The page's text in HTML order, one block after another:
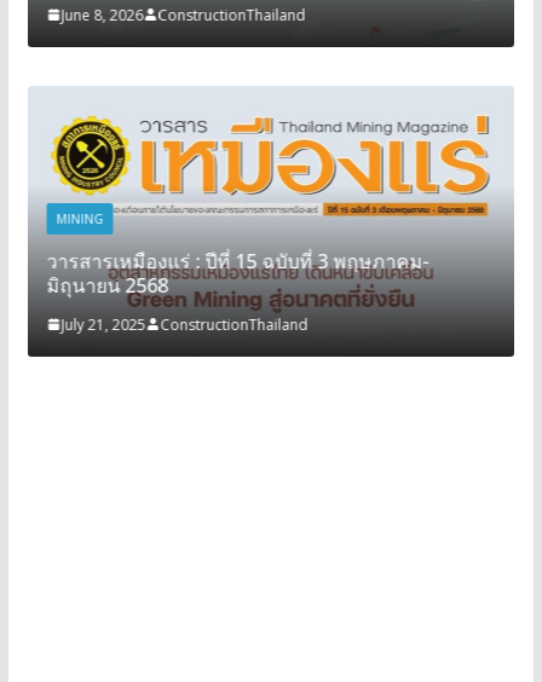
June 8, 2026 ConstructionThailand
MINING
วารสารเหมืองแร่ : ปีที่ 15 ฉบับที่ 3 พฤษภาคม-
มิถุนายน 2568
July 21, 2025 ConstructionThailand